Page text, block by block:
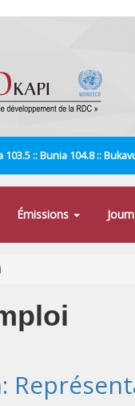
103.5 :: Bunia 104.8 ::
Émissions